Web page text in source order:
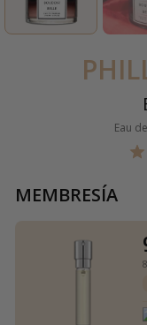
Eau
MEMBRESÍA